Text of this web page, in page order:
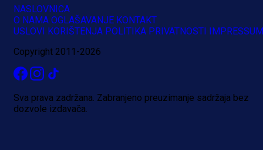
NASLOVNICA
O NAMA OGLAŠAVANJE KONTAKT
USLOVI KORIŠTENJA POLITIKA PRIVATNOSTI
IMPRESSUM
Copyright 2011-2026
Sva prava zadržana. Zabranjeno preuzimanje sadržaja bez
dozvole izdavača.